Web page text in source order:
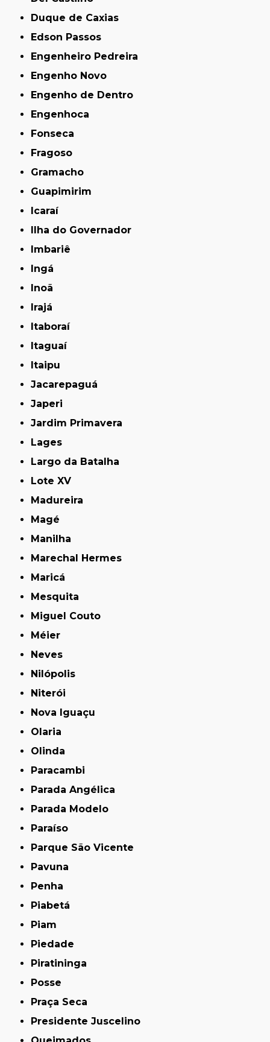
Duque de Caxias
Edson Passos
Engenheiro Pedreira
Engenho Novo
Engenho de Dentro
Engenhoca
Fonseca
Fragoso
Gramacho
Guapimirim
Icaraí
Ilha do Governador
Imbariê
Ingá
Inoã
Irajá
Itaboraí
Itaguaí
Itaipu
Jacarepaguá
Japeri
Jardim Primavera
Lages
Largo da Batalha
Lote XV
Madureira
Magé
Manilha
Marechal Hermes
Maricá
Mesquita
Miguel Couto
Méier
Neves
Nilópolis
Niterói
Nova Iguaçu
Olaria
Olinda
Paracambi
Parada Angélica
Parada Modelo
Paraíso
Parque São Vicente
Pavuna
Penha
Piabetá
Piam
Piedade
Piratininga
Posse
Praça Seca
Presidente Juscelino